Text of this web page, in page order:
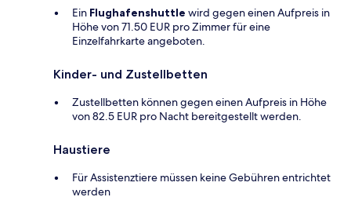
Ein Flughafenshuttle wird gegen einen Aufpreis in
Höhe von 71.50 EUR pro Zimmer für eine
Einzelfahrkarte angeboten.
Kinder- und Zustellbetten
Zustellbetten können gegen einen Aufpreis in Höhe
von 82.5 EUR pro Nacht bereitgestellt werden.
Haustiere
Für Assistenztiere müssen keine Gebühren entrichtet
werden